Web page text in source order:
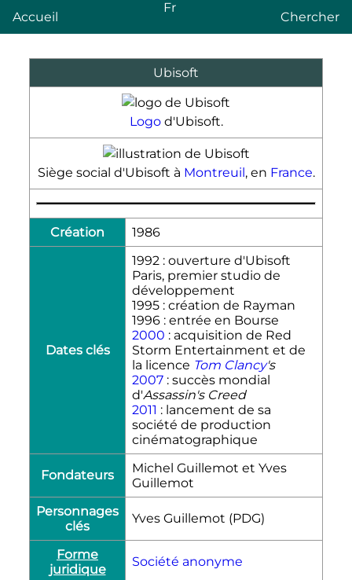
Accueil
Fr
Chercher
Ubisoft
Logod'Ubisoft.
Siège social d'Ubisoft à Montreuil, en France.
Création 1986
Dates clés
1992 : ouverture d'Ubisoft
Paris, premier studio de
développement
1995 : création de Rayman
1996 : entrée en Bourse
2000 : acquisition de Red
Storm Entertainment et de
la licence Tom Clancy's
2007 : succès mondial
d'Assassin's Creed
2011 : lancement de sa
société de production
cinématographique
Fondateurs
Michel Guillemot et Yves
Guillemot
Personnages
clés
Yves Guillemot (PDG)
Forme
juridique
Société anonyme